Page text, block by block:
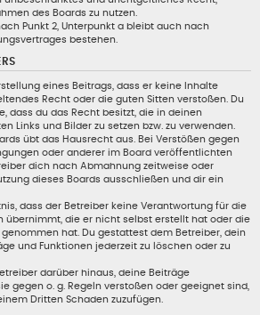
des Boards zu nutzen.
Punkt 2, Unterpunkt a bleibt auch nach
bestehen.
eines Beitrags, dass er keine Inhalte
Recht oder die guten Sitten verstoßen. Du
dass du das Recht besitzt, die in deinen
Links und Bilder zu setzen bzw. zu verwenden.
übt das Hausrecht aus. Bei Verstößen gegen
oder anderer im Board veröffentlichten
dich nach Abmahnung zeitweise oder
dieses Boards ausschließen und dir ein
dass der Betreiber keine Verantwortung für die
übernimmt, die er nicht selbst erstellt hat oder die
hat. Du gestattest dem Betreiber, dein
und Funktionen jederzeit zu löschen oder zu
darüber hinaus, deine Beiträge
gegen o. g. Regeln verstoßen oder geeignet sind,
Dritten Schaden zuzufügen.